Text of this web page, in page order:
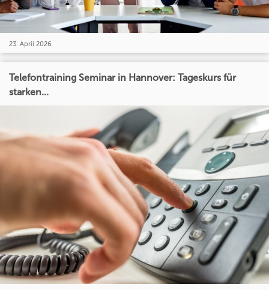
23. April 2026
Telefontraining Seminar in Hannover: Tageskurs für
starken...